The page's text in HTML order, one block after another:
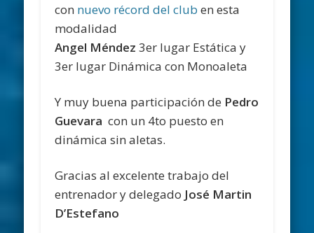
con nuevo récord del club en esta
modalidad
Angel Méndez 3er lugar Estática y
3er lugar Dinámica con Monoaleta
Y muy buena participación de Pedro
Guevara con un 4to puesto en
dinámica sin aletas.
Gracias al excelente trabajo del
entrenador y delegado José Martin
D’Estefano